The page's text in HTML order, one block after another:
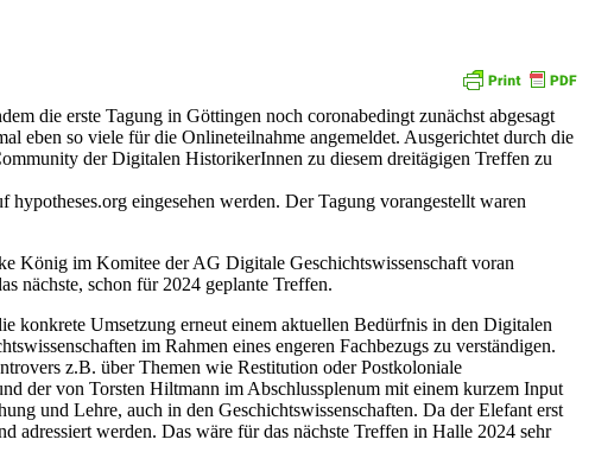
die erste Tagung in Göttingen noch coronabedingt zunächst abgesagt
eben so viele für die Onlineteilnahme angemeldet. Ausgerichtet durch die
der Digitalen HistorikerInnen zu diesem dreitägigen Treffen zu
hypotheses.org eingesehen werden. Der Tagung vorangestellt waren
König im Komitee der AG Digitale Geschichtswissenschaft voran
nächste, schon für 2024 geplante Treffen.
konkrete Umsetzung erneut einem aktuellen Bedürfnis in den Digitalen
im Rahmen eines engeren Fachbezugs zu verständigen.
z.B. über Themen wie Restitution oder Postkoloniale
der von Torsten Hiltmann im Abschlussplenum mit einem kurzem Input
und Lehre, auch in den Geschichtswissenschaften. Da der Elefant erst
adressiert werden. Das wäre für das nächste Treffen in Halle 2024 sehr